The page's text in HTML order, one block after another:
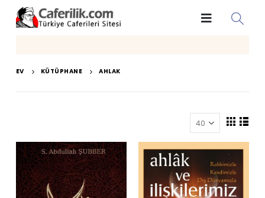
EV KÜTÜPHANE AHLAK